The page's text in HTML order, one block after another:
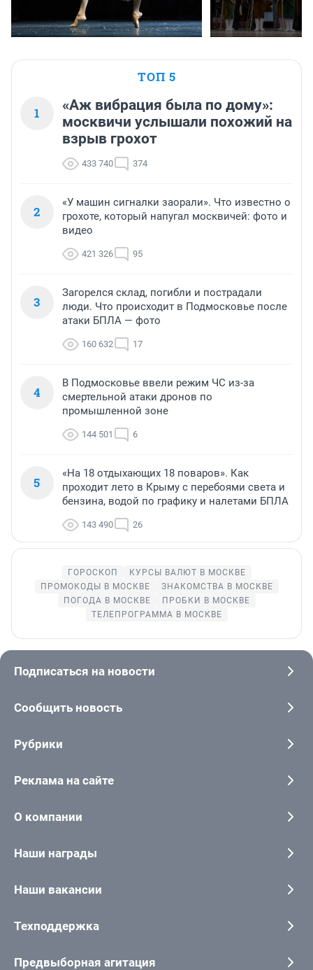
ТОП 5
1
«Аж вибрация была по дому»:
москвичи услышали похожий на
взрыв грохот
433 740 374
2
«У машин сигналки заорали». Что известно о
грохоте, который напугал москвичей: фото и
видео
421 326 95
3
Загорелся склад, погибли и пострадали
люди. Что происходит в Подмосковье после
атаки БПЛА — фото
160 632 17
4
В Подмосковье ввели режим ЧС из-за
смертельной атаки дронов по
промышленной зоне
144 501 6
5
«На 18 отдыхающих 18 поваров». Как
проходит лето в Крыму с перебоями света и
бензина, водой по графику и налетами БПЛА
143 490 26
ГОРОСКОП
КУРСЫ ВАЛЮТ В МОСКВЕ
ПРОМОКОДЫ В МОСКВЕ
ЗНАКОМСТВА В МОСКВЕ
ПОГОДА В МОСКВЕ
ПРОБКИ В МОСКВЕ
ТЕЛЕПРОГРАММА В МОСКВЕ
Подписаться на новости
Сообщить новость
Рубрики
Реклама на сайте
О компании
Наши награды
Наши вакансии
Техподдержка
Предвыборная агитация